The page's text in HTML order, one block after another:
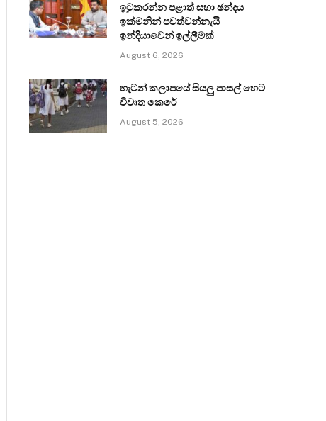
ඉටුකරන්න පළාත් සභා ඡන්දය
ඉක්මනින් පවත්වන්නැයි
ඉන්දියාවෙන් ඉල්ලීමක්
August 6, 2026
හැටන් කලාපයේ සියලු පාසල් හෙට
විවෘත කෙරේ
August 5, 2026